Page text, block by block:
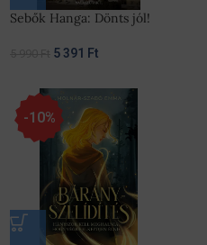
Sebők Hanga: Dönts jól!
5 391 Ft
-10%